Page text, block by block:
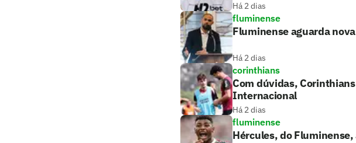
Há 2 dias
fluminense
Fluminense aguarda
Há 2 dias
corinthians
Com dúvidas,
Internacional
Há 2 dias
fluminense
Hércules, do